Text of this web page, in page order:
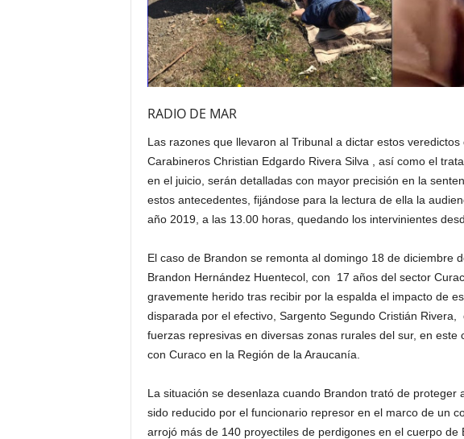
RADIO DE MAR
Las razones que llevaron al Tribunal a dictar estos
Carabineros Christian Edgardo Rivera Silva , así como el
en el juicio, serán detalladas con mayor precisión en la
estos antecedentes, fijándose para la lectura de ella la
año 2019, a las 13.00 horas, quedando los intervinientes
El caso de Brandon se remonta al domingo 18 de diciembre
Brandon Hernández Huentecol, con 17 años del sector
gravemente herido tras recibir por la espalda el impacto de
disparada por el efectivo, Sargento Segundo Cristián
fuerzas represivas en diversas zonas rurales del sur, en
con Curaco en la Región de la Araucanía.
La situación se desenlaza cuando Brandon trató de proteger
sido reducido por el funcionario represor en el marco de un
arrojó más de 140 proyectiles de perdigones en el cuerpo